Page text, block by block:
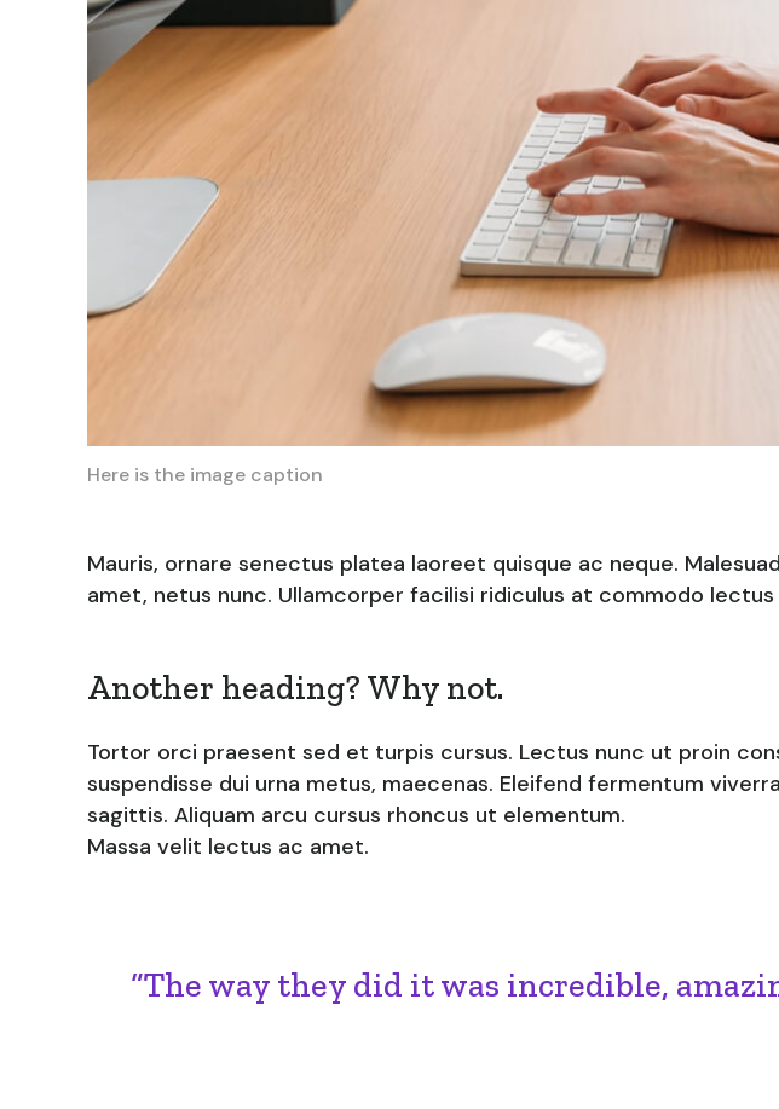
Here is the image caption
Mauris, ornare senectus platea laoreet quisque ac neque.
amet, netus nunc. Ullamcorper facilisi ridiculus at commodo lectus
Another heading? Why not.
Tortor orci praesent sed et turpis cursus. Lectus nunc ut proin
suspendisse dui urna metus, maecenas. Eleifend fermentum
sagittis. Aliquam arcu cursus rhoncus ut elementum.
Massa velit lectus ac amet.
“The way they did it was incredible,